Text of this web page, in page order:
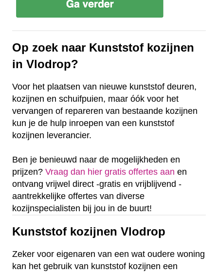
Op zoek naar Kunststof kozijnen
in Vlodrop?
Voor het plaatsen van nieuwe kunststof deuren,
kozijnen en schuifpuien, maar óók voor het
vervangen of repareren van bestaande kozijnen
kun je de hulp inroepen van een kunststof
kozijnen leverancier.
Ben je benieuwd naar de mogelijkheden en
prijzen? Vraag dan hier gratis offertes aan en
ontvang vrijwel direct -gratis en vrijblijvend -
aantrekkelijke offertes van diverse
kozijnspecialisten bij jou in de buurt!
Kunststof kozijnen Vlodrop
Zeker voor eigenaren van een wat oudere woning
kan het gebruik van kunststof kozijnen een